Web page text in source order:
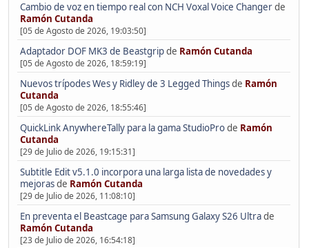
Cambio de voz en tiempo real con NCH Voxal Voice Changerde
Ramón Cutanda
[05 de Agosto de 2026, 19:03:50]
Adaptador DOF MK3 de Beastgripde Ramón Cutanda
[05 de Agosto de 2026, 18:59:19]
Nuevos trípodes Wes y Ridley de 3 Legged Thingsde Ramón
Cutanda
[05 de Agosto de 2026, 18:55:46]
QuickLink AnywhereTally para la gama StudioProde Ramón
Cutanda
[29 de Julio de 2026, 19:15:31]
Subtitle Edit v5.1.0 incorpora una larga lista de novedades y
mejorasde Ramón Cutanda
[29 de Julio de 2026, 11:08:10]
En preventa el Beastcage para Samsung Galaxy S26 Ultrade
Ramón Cutanda
[23 de Julio de 2026, 16:54:18]